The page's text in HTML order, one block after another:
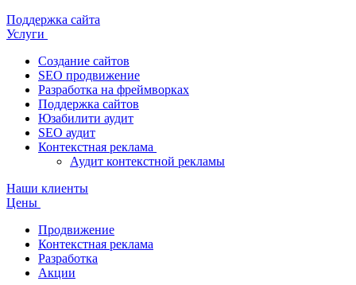
Поддержка сайта
Услуги
Создание сайтов
SEO продвижение
Разработка на фреймворках
Поддержка сайтов
Юзабилити аудит
SEO аудит
Контекстная реклама
Аудит контекстной рекламы
Наши клиенты
Цены
Продвижение
Контекстная реклама
Разработка
Акции